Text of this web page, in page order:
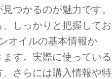
つかるのが魅力です。
しっかりと把握してお
オイルの基本情報か
す。実際に使っている
さらには購入情報や特